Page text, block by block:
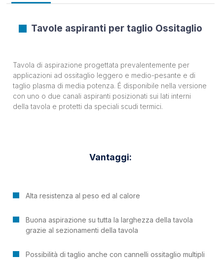
Tavole aspiranti per taglio Ossitaglio
Tavola di aspirazione progettata prevalentemente per
applicazioni ad ossitaglio leggero e medio-pesante e di
taglio plasma di media potenza. É disponibile nella versione
con uno o due canali aspiranti posizionati sui lati interni
della tavola e protetti da speciali scudi termici.
Vantaggi:
Alta resistenza al peso ed al calore
Buona aspirazione su tutta la larghezza della tavola
grazie al sezionamenti della tavola
Possibilità di taglio anche con cannelli ossitaglio multipli